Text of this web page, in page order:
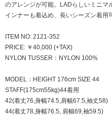
のアレンジが可能。LADらしいミニマ
インナーも着込め、長いシーズン着用
ITEM NO: 2121-352
PRICE: ￥40,000 (+TAX)
NYLON TUSSER：NYLON 100%
MODEL：HEIGHT 176cm SIZE 44
STAFF(175cm55kg)44着用
42(着丈76,身幅74.5,肩幅67.5,袖丈58)
44(着丈78,身幅76.5, 肩幅69,袖59.5)